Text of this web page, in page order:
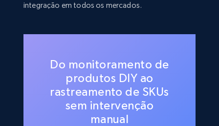
integração em todos os mercados.
Do monitoramento de
produtos DIY ao
rastreamento de SKUs
sem intervenção
manual